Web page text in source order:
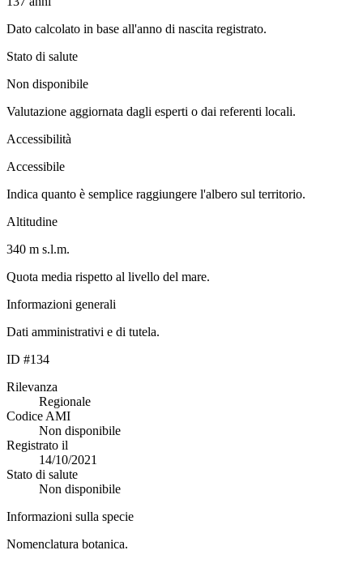
Dato calcolato in base all'anno di nascita registrato.
Stato di salute
Non disponibile
Valutazione aggiornata dagli esperti o dai referenti locali.
Accessibilità
Accessibile
Indica quanto è semplice raggiungere l'albero sul territorio.
Altitudine
340 m s.l.m.
Quota media rispetto al livello del mare.
Informazioni generali
Dati amministrativi e di tutela.
ID #134
Rilevanza
Regionale
Codice AMI
Non disponibile
Registrato il
14/10/2021
Stato di salute
Non disponibile
Informazioni sulla specie
Nomenclatura botanica.